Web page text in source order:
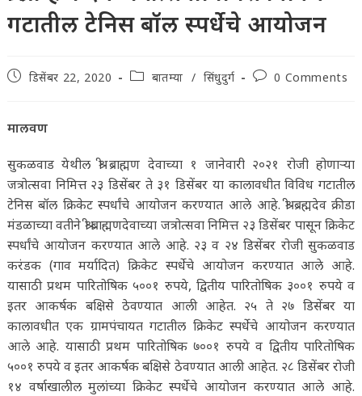
गटातील टेनिस बॉल स्पर्धेचे आयोजन
Postडिसेंबर 22, 2020
Postबातम्या / सिंधुदुर्ग
Post0 Comments
मालवण
सुकळवाड येथील श्री ब्राह्मण देवाच्या १ जानेवारी २०२१ रोजी होणाऱ्या
जत्रोत्सवा निमित्त २३ डिसेंबर ते ३१ डिसेंबर या कालावधीत विविध गटातील
टेनिस बॉल क्रिकेट स्पर्धांचे आयोजन करण्यात आले आहे. श्री ब्रह्मदेव क्रीडा
मंडळाच्या वतीने श्री ब्राह्मणदेवाच्या जत्रोत्सवा निमित्त २३ डिसेंबर पासून क्रिकेट
स्पर्धांचे आयोजन करण्यात आले आहे. २३ व २४ डिसेंबर रोजी सुकळवाड
करंडक (गाव मर्यादित) क्रिकेट स्पर्धेचे आयोजन करण्यात आले आहे.
यासाठी प्रथम पारितोषिक ५००१ रुपये, द्वितीय पारितोषिक ३००१ रुपये व
इतर आकर्षक बक्षिसे ठेवण्यात आली आहेत. २५ ते २७ डिसेंबर या
कालावधीत एक ग्रामपंचायत गटातील क्रिकेट स्पर्धेचे आयोजन करण्यात
आले आहे. यासाठी प्रथम पारितोषिक ७००१ रुपये व द्वितीय पारितोषिक
५००१ रुपये व इतर आकर्षक बक्षिसे ठेवण्यात आली आहेत. २८ डिसेंबर रोजी
१४ वर्षाखालील मुलांच्या क्रिकेट स्पर्धेचे आयोजन करण्यात आले आहे.